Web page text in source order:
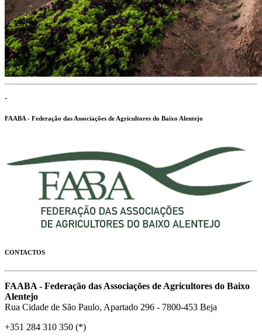
FAABA - Federação das Associações de Agricultores do Baixo Alentejo
CONTACTOS
FAABA - Federação das Associações de Agricultores do Baixo
Alentejo
Rua Cidade de São Paulo, Apartado 296 - 7800-453 Beja
+351 284 310 350 (*)